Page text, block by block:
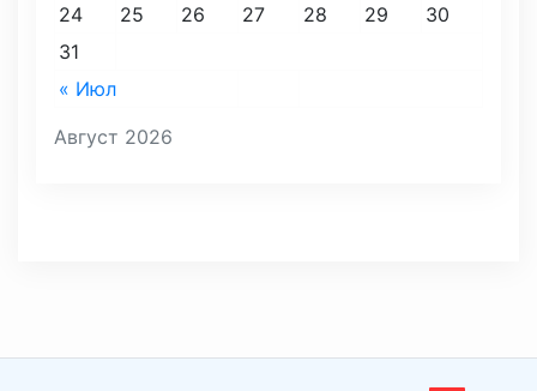
Август 2026
« Июл
24
25 26 27 28 29
30
31